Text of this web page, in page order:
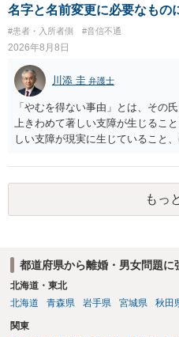
償金の支払いが必要になります。
名字と名前変更に必要なもの
#患者・入所者側 #音信不通
2026年8月8日
川添 圭 弁護士
「やむを得ない事由」とは、その
上きわめて著しい支障が生じるこ
しい支障が現実に生じていること
できるかどうかがポイントです。
象ですので、上記(1)と(2)を説明で
に）提出することが必要になりま
なので、例えば、医学上確立され
護士へ依頼しても苦労することが
本人申立てをお考えであれば、医
れますので、性急な申立てをせず
もっ
都道府県から離婚・男女問題に
北海道・東北
北海道
青森県 岩手県 宮城県 秋田
関東